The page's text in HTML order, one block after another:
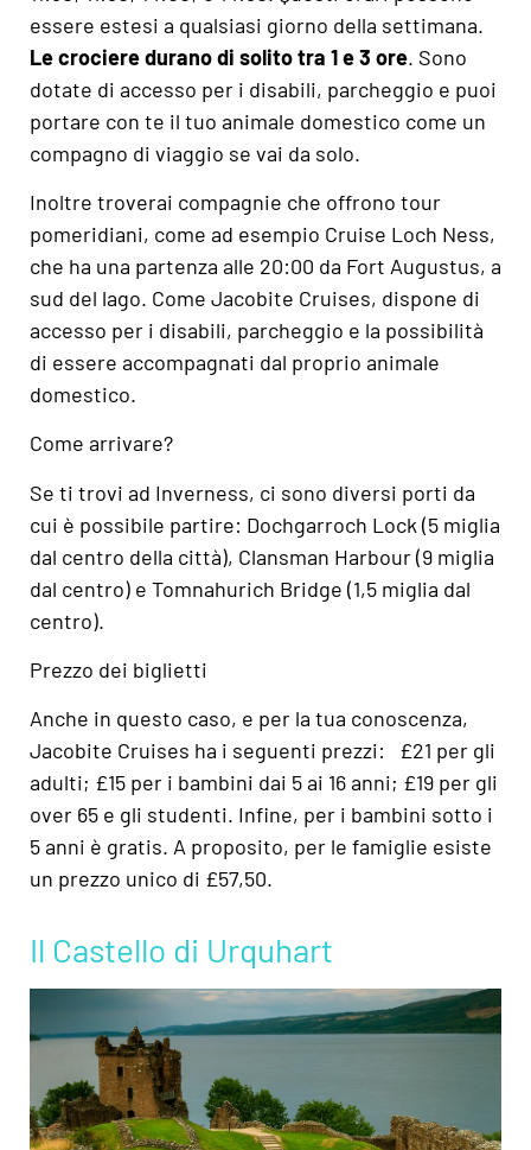
essere estesi a qualsiasi giorno della settimana.
Le crociere durano di solito tra 1 e 3 ore. Sono
dotate di accesso per i disabili, parcheggio e puoi
portare con te il tuo animale domestico come un
compagno di viaggio se vai da solo.
Inoltre troverai compagnie che offrono tour
pomeridiani, come ad esempio Cruise Loch Ness,
che ha una partenza alle 20:00 da Fort Augustus, a
sud del lago. Come Jacobite Cruises, dispone di
accesso per i disabili, parcheggio e la possibilità
di essere accompagnati dal proprio animale
domestico.
Come arrivare?
Se ti trovi ad Inverness, ci sono diversi porti da
cui è possibile partire: Dochgarroch Lock (5 miglia
dal centro della città), Clansman Harbour (9 miglia
dal centro) e Tomnahurich Bridge (1,5 miglia dal
centro).
Prezzo dei biglietti
Anche in questo caso, e per la tua conoscenza,
Jacobite Cruises ha i seguenti prezzi: £21 per gli
adulti; £15 per i bambini dai 5 ai 16 anni; £19 per gli
over 65 e gli studenti. Infine, per i bambini sotto i
5 anni è gratis. A proposito, per le famiglie esiste
un prezzo unico di £57,50.
Il Castello di Urquhart